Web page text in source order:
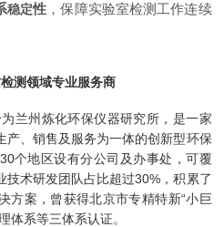
稳定性 ，保障实验室检测工作连续
测领域专业服务商
兰州炼化环保仪器研究所，是一家
产、销售及服务为一体的创新型环保
个地区设有分公司及办事处，可覆
技术研发团队占比超过30%，积累了
方案，曾获得北京市专精特新“小巨
体系等三体系认证。